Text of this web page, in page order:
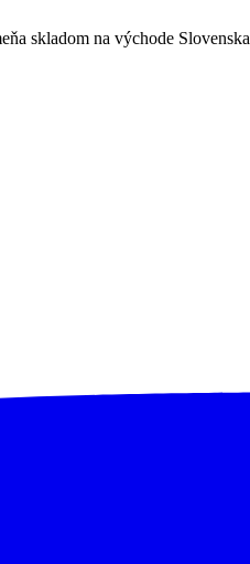
skladom na východe Slovenska